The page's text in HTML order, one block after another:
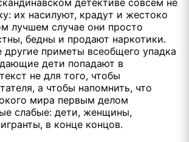
детективе совсем не
их насилуют, крадут и жестоко
лучшем случае они просто
бедны и продают наркотики.
приметы всеобщего упадка
дети попадают в
не для того, чтобы
а чтобы напомнить, что
мира первым делом
слабые: дети, женщины,
в конце концов.